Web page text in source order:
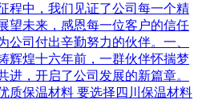
程中，我们见证了公司每一个精
望未来，感恩每一位客户的信任
公司付出辛勤努力的伙伴。一、
辉煌十六年前，一群伙伴怀揣梦
进，开启了公司发展的新篇章。
质保温材料 要选择四川保温材料